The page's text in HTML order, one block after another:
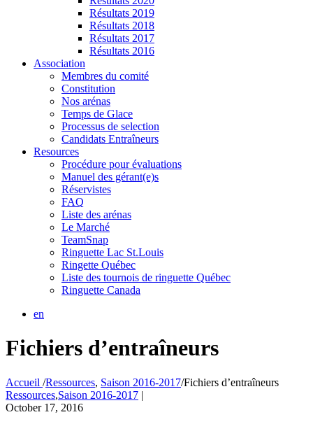
Résultats 2019
Résultats 2018
Résultats 2017
Résultats 2016
Association
Membres du comité
Constitution
Nos arénas
Temps de Glace
Processus de selection
Candidats Entraîneurs
Resources
Procédure pour évaluations
Manuel des gérant(e)s
Réservistes
FAQ
Liste des arénas
Le Marché
TeamSnap
Ringuette Lac St.Louis
Ringette Québec
Liste des tournois de ringuette Québec
Ringuette Canada
en
Fichiers d’entraîneurs
Accueil /Ressources, Saison 2016-2017/Fichiers d’entraîneurs
Ressources,Saison 2016-2017 |
October 17, 2016